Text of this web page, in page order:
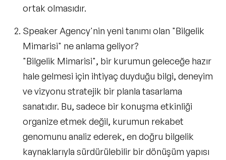
ortak olmasıdır.
Speaker Agency'nin yeni tanımı olan "Bilgelik
Mimarisi" ne anlama geliyor?
"Bilgelik Mimarisi", bir kurumun geleceğe hazır
hale gelmesi için ihtiyaç duyduğu bilgi, deneyim
ve vizyonu stratejik bir planla tasarlama
sanatıdır. Bu, sadece bir konuşma etkinliği
organize etmek değil, kurumun rekabet
genomunu analiz ederek, en doğru bilgelik
kaynaklarıyla sürdürülebilir bir dönüşüm yapısı